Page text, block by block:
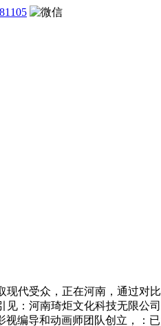
受众，正在河南，通过对
：河南琦炬文化科技无限公
编导和动画师团队创立，